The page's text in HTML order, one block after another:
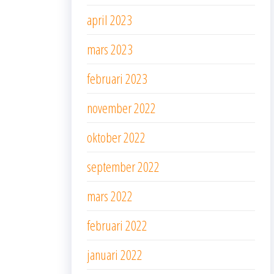
april 2023
mars 2023
februari 2023
november 2022
oktober 2022
september 2022
mars 2022
februari 2022
januari 2022